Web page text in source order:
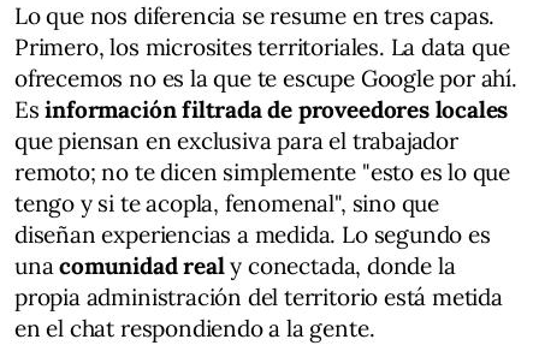
Lo que nos diferencia se resume en tres capas.
Primero, los microsites territoriales. La data que
ofrecemos no es la que te escupe Google por ahí.
Esinformación filtrada de proveedores locales
que piensan en exclusiva para el trabajador
remoto; no te dicen simplemente "esto es lo que
tengo y si te acopla, fenomenal", sino que
diseñan experiencias a medida. Lo segundo es
unacomunidad realy conectada, donde la
propia administración del territorio está metida
en el chat respondiendo a la gente.